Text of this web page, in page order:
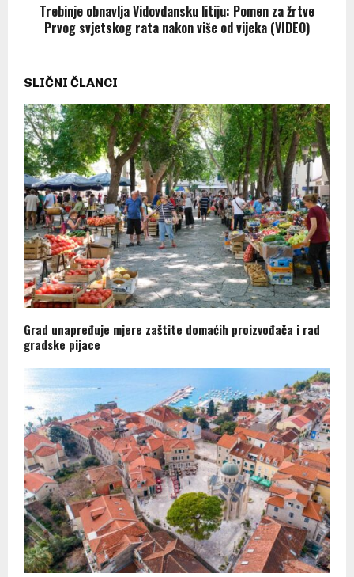
Trebinje obnavlja Vidovdansku litiju: Pomen za žrtve
Prvog svjetskog rata nakon više od vijeka (VIDEO)
SLIČNI ČLANCI
Grad unapređuje mjere zaštite domaćih proizvođača i rad
gradske pijace